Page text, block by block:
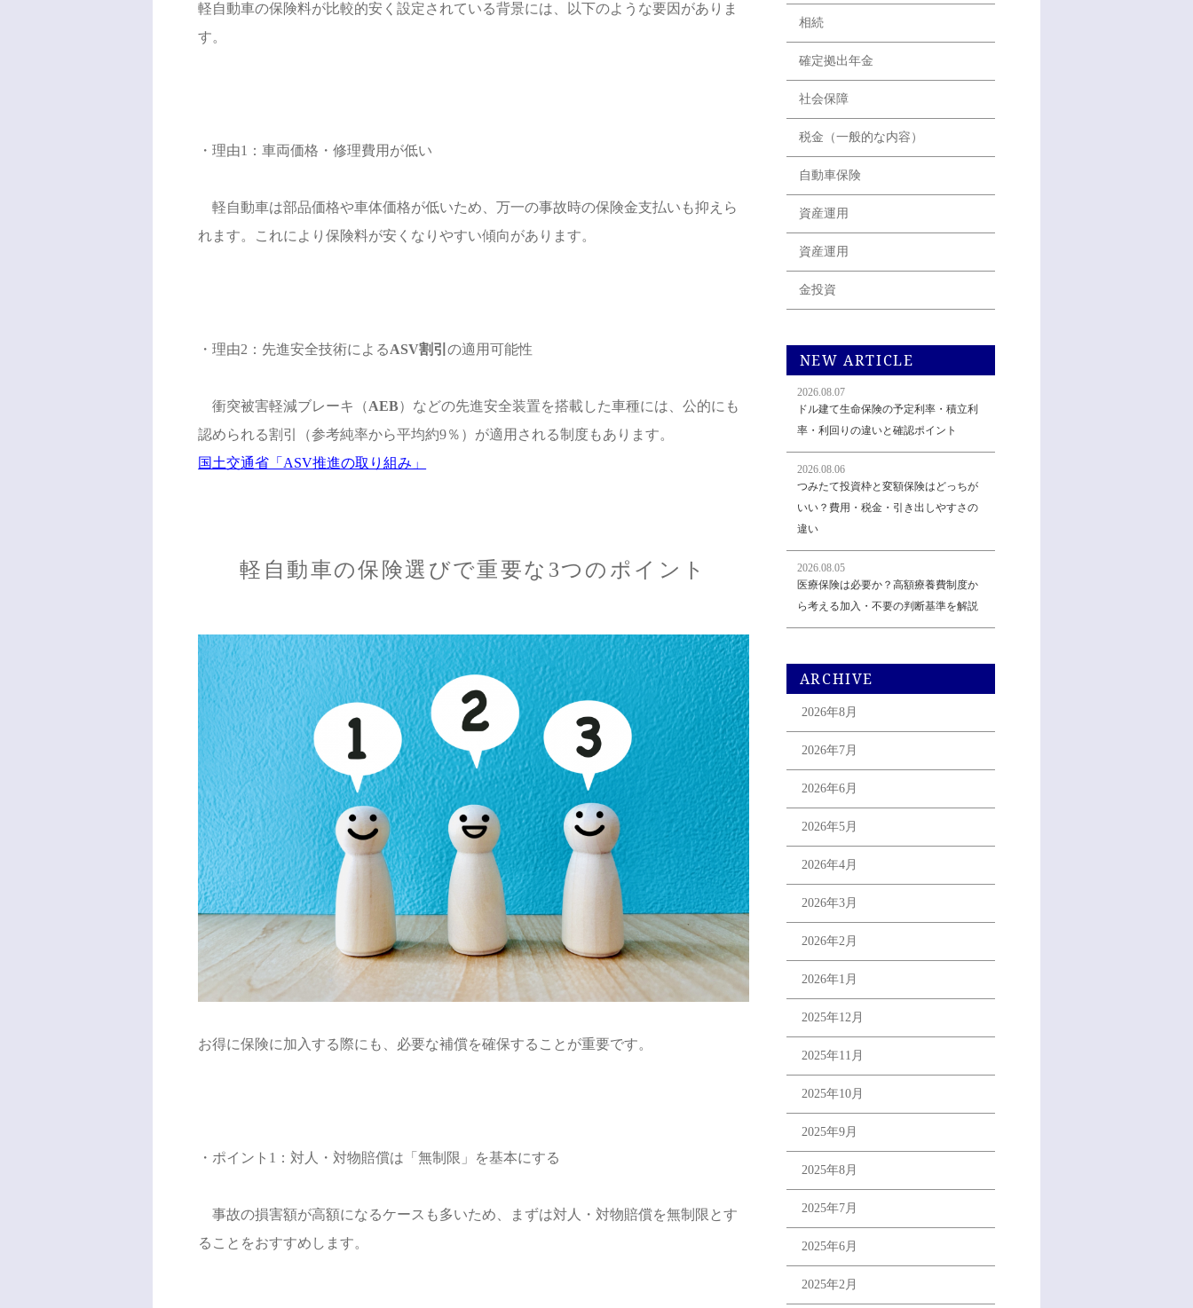
軽自動車の保険料が比較的安く設定されている背景には、以下のような要因がありま
す。
・理由1：車両価格・修理費用が低い
軽自動車は部品価格や車体価格が低いため、万一の事故時の保険金支払いも抑えら
れます。これにより保険料が安くなりやすい傾向があります。
・理由2：先進安全技術によるASV割引の適用可能性
衝突被害軽減ブレーキ（AEB）などの先進安全装置を搭載した車種には、公的にも
認められる割引（参考純率から平均約9％）が適用される制度もあります。
国土交通省「ASV推進の取り組み」
軽自動車の保険選びで重要な3つのポイント
お得に保険に加入する際にも、必要な補償を確保することが重要です。
・ポイント1：対人・対物賠償は「無制限」を基本にする
事故の損害額が高額になるケースも多いため、まずは対人・対物賠償を無制限とす
ることをおすすめします。
相続
確定拠出年金
社会保障
税金（一般的な内容）
自動車保険
資産運用
資産運用
金投資
NEW ARTICLE
2026.08.07
ドル建て生命保険の予定利率・積立利
率・利回りの違いと確認ポイント
2026.08.06
つみたて投資枠と変額保険はどっちが
いい？費用・税金・引き出しやすさの
違い
2026.08.05
医療保険は必要か？高額療養費制度か
ら考える加入・不要の判断基準を解説
ARCHIVE
2026年8月
2026年7月
2026年6月
2026年5月
2026年4月
2026年3月
2026年2月
2026年1月
2025年12月
2025年11月
2025年10月
2025年9月
2025年8月
2025年7月
2025年6月
2025年2月